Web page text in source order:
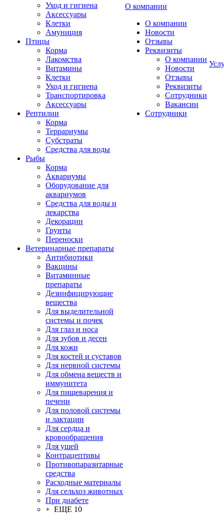
Уход и гигиена
Аксессуары
Клетки
Амуниция
Птицы
Корма
Лакомства
Витамины
Клетки
Уход и гигиена
Транспортировка
Аксессуары
Рептилии
Корма
Террариумы
Субстраты
Средства для воды
Рыбы
Корма
Аквариумы
Оборудование для
аквариумов
Средства для воды и
лекарства
Декорации
Грунты
Переноски
Ветеринарные препараты
Антибиотики
Вакцины
Витаминные
препараты
Дезинфицирующие
вещества
Для выделительной
системы и почек
Для глаз и носа
Для зубов и десен
Для кожи
Для костей и суставов
Для нервной системы
Для обмена веществ и
иммунитета
Для пищеварения и
печени
Для половой системы
и лактации
Для сердца и
кровообращения
Для ушей
Контрацептивы
Противопаразитарные
средства
Расходные материалы
Для сельхоз животных
При диабете
+ ЕЩЕ 10
О компании
О компании
Новости
Отзывы
Реквизиты
О компании
Новости
Отзывы
Реквизиты
Сотрудники
Вакансии
Сотрудники